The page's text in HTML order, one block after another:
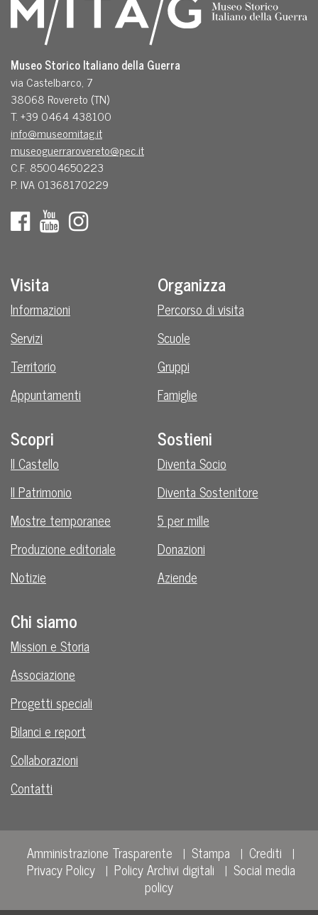
Museo Storico Italiano della Guerra
via Castelbarco, 7
38068 Rovereto (TN)
T. +39 0464 438100
info@museomitag.it
museoguerrarovereto@pec.it
C.F. 85004650223
P. IVA 01368170229
Visita
Informazioni
Servizi
Territorio
Appuntamenti
Organizza
Percorso di visita
Scuole
Gruppi
Famiglie
Scopri
Il Castello
Il Patrimonio
Mostre temporanee
Produzione editoriale
Notizie
Sostieni
Diventa Socio
Diventa Sostenitore
5 per mille
Donazioni
Aziende
Chi siamo
Mission e Storia
Associazione
Progetti speciali
Bilanci e report
Collaborazioni
Contatti
Amministrazione Trasparente Stampa
Crediti
Privacy Policy
Policy Archivi digitali
Social media
policy